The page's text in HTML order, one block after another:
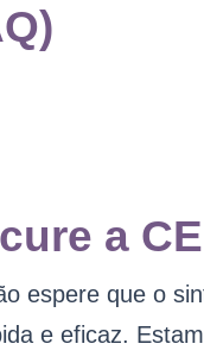
a
espere que o
e eficaz.